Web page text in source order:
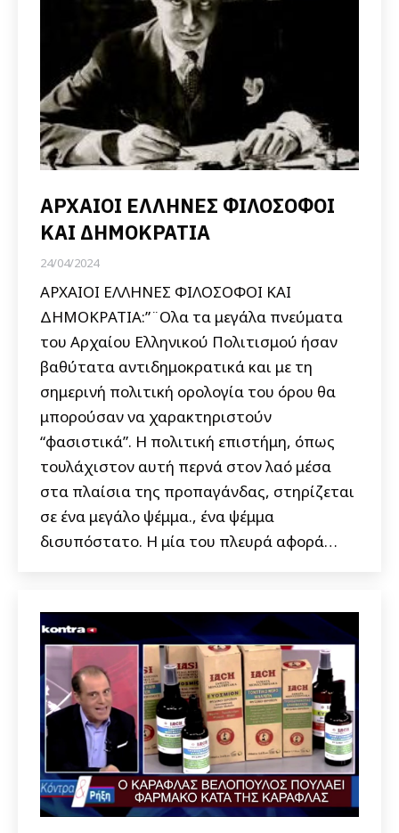
ΑΡΧΑΙΟΙ ΕΛΛΗΝΕΣ ΦΙΛΟΣΟΦΟΙ
ΚΑΙ ΔΗΜΟΚΡΑΤΙΑ
24/04/2024
ΑΡΧΑΙΟΙ ΕΛΛΗΝΕΣ ΦΙΛΟΣΟΦΟΙ ΚΑΙ
ΔΗΜΟΚΡΑΤΙΑ:”¨Ολα τα μεγάλα πνεύματα
του Αρχαίου Ελληνικού Πολιτισμού ήσαν
βαθύτατα αντιδημοκρατικά και με τη
σημερινή πολιτική ορολογία του όρου θα
μπορούσαν να χαρακτηριστούν
“φασιστικά”. Η πολιτική επιστήμη, όπως
τουλάχιστον αυτή περνά στον λαό μέσα
στα πλαίσια της προπαγάνδας, στηρίζεται
σε ένα μεγάλο ψέμμα., ένα ψέμμα
δισυπόστατο. Η μία του πλευρά αφορά…